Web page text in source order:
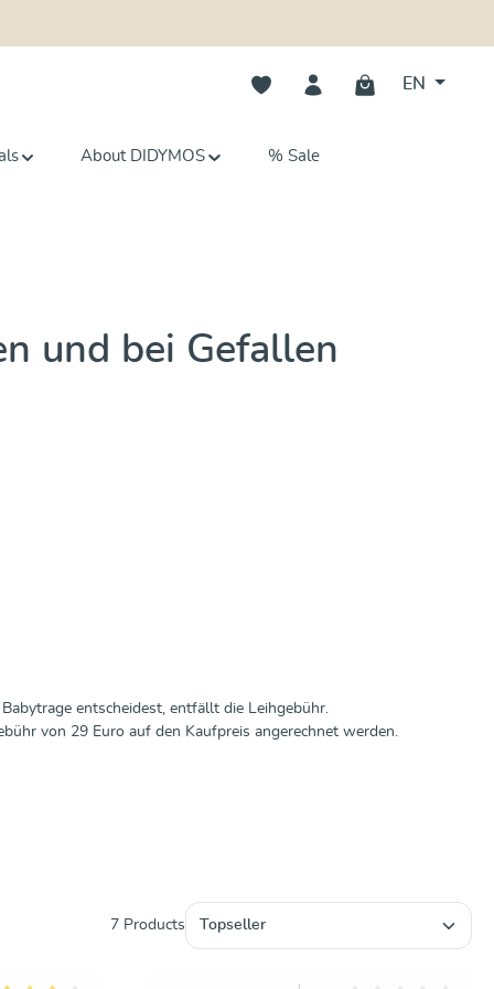
You have 0 wishlist items
EN
About DIDYMOS % Sale
und bei Gefallen
entscheidest, entfällt die Leihgebühr.
von 29 Euro auf den Kaufpreis angerechnet werden.
7 Products